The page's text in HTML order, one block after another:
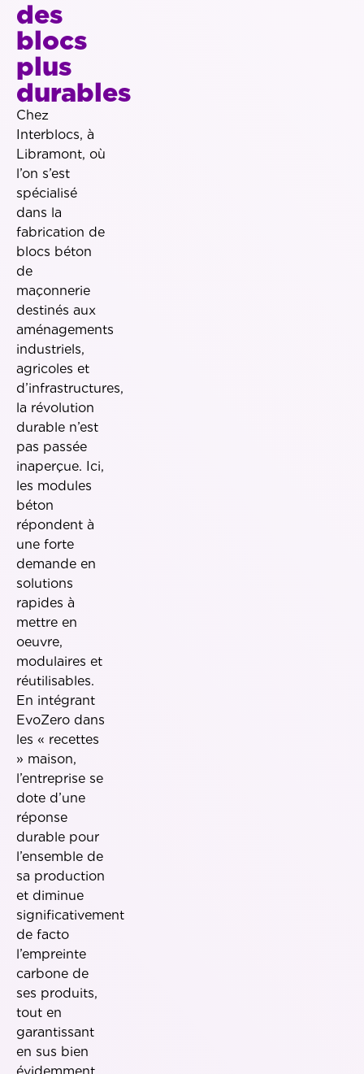
des
blocs
plus
durables
Chez
Interblocs, à
Libramont, où
l’on s’est
spécialisé
dans la
fabrication de
blocs béton
de
maçonnerie
destinés aux
aménagements
industriels,
agricoles et
d’infrastructures,
la révolution
durable n’est
pas passée
inaperçue. Ici,
les modules
béton
répondent à
une forte
demande en
solutions
rapides à
mettre en
oeuvre,
modulaires et
réutilisables.
En intégrant
EvoZero dans
les « recettes
» maison,
l’entreprise se
dote d’une
réponse
durable pour
l’ensemble de
sa production
et diminue
significativement
de facto
l’empreinte
carbone de
ses produits,
tout en
garantissant
en sus bien